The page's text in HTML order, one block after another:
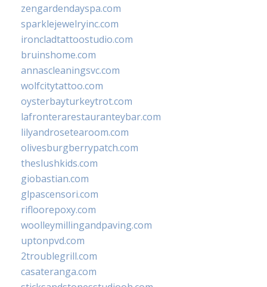
zengardendayspa.com
sparklejewelryinc.com
ironcladtattoostudio.com
bruinshome.com
annascleaningsvc.com
wolfcitytattoo.com
oysterbayturkeytrot.com
lafronterarestauranteybar.com
lilyandrosetearoom.com
olivesburgberrypatch.com
theslushkids.com
giobastian.com
glpascensori.com
rifloorepoxy.com
woolleymillingandpaving.com
uptonpvd.com
2troublegrill.com
casateranga.com